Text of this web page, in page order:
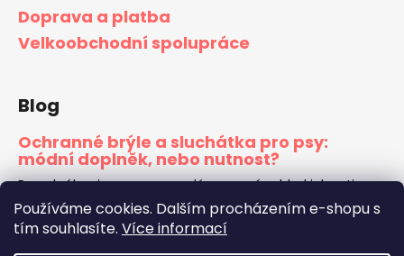
Používáme cookies. Dalším procházením e-shopu s
tím souhlasíte. Více informací
Doprava a platba
Velkoobchodní spolupráce
Blog
Ochranné brýle a sluchátka pro psy:
módní doplněk, nebo nutnost?
Pes s brýlemi na nose vypadá na první pohled jako vtip z
internetu. Stačí ale jeden den na horách s ostrým
sluncem, jedna jízda na motorce nebo jeden ohňostroj,
který psa vyděsí k smrti, a najednou to...